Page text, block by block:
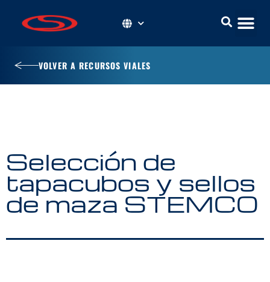
VOLVER A RECURSOS VIALES
Selección de
tapacubos y sellos
de maza STEMCO